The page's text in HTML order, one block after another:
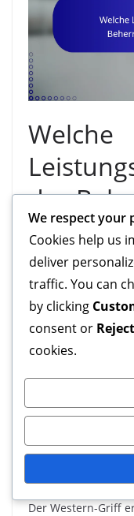
Welche
das
Das Beherrschen
in verschiedenen
Racketsportarten
Dieser Griff
Ballkontrolle und
und
Der Western-Griff
We respect your
Cookies help us
deliver
traffic. You can
by clicking
consent or
cookies.